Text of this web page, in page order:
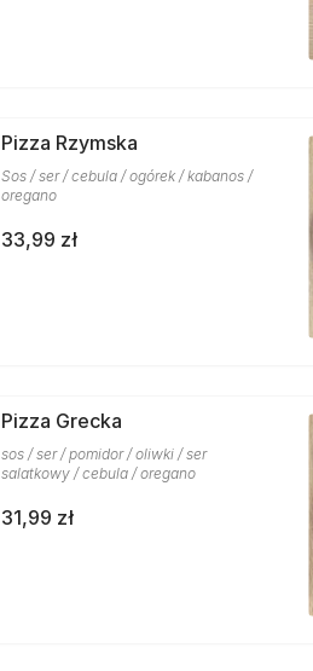
Pizza Rzymska
Sos / ser / cebula / ogórek / kabanos /
oregano
33,99 zł
Pizza Grecka
sos / ser / pomidor / oliwki / ser
salatkowy / cebula / oregano
31,99 zł